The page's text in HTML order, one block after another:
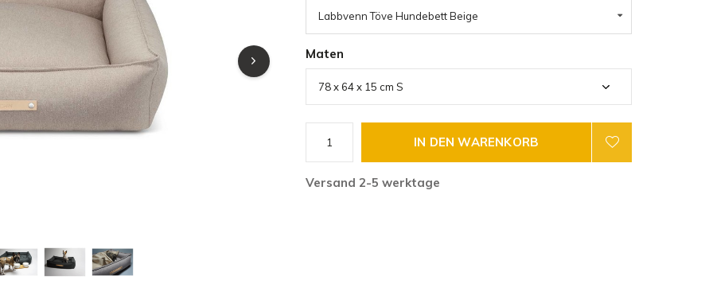
Labbvenn Töve Hundebett Beige
Maten
IN DEN WARENKORB
Versand 2-5 werktage